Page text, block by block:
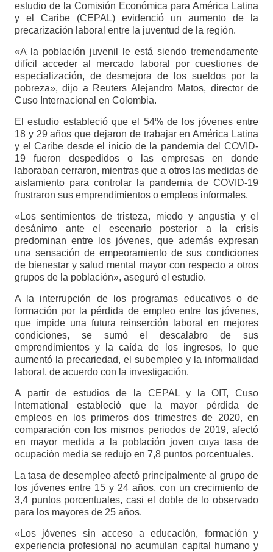
estudio de la Comisión Económica para América Latina
y el Caribe (CEPAL) evidenció un aumento de la
precarización laboral entre la juventud de la región.
«A la población juvenil le está siendo tremendamente
difícil acceder al mercado laboral por cuestiones de
especialización, de desmejora de los sueldos por la
pobreza», dijo a Reuters Alejandro Matos, director de
Cuso Internacional en Colombia.
El estudio estableció que el 54% de los jóvenes entre
18 y 29 años que dejaron de trabajar en América Latina
y el Caribe desde el inicio de la pandemia del COVID-
19 fueron despedidos o las empresas en donde
laboraban cerraron, mientras que a otros las medidas de
aislamiento para controlar la pandemia de COVID-19
frustraron sus emprendimientos o empleos informales.
«Los sentimientos de tristeza, miedo y angustia y el
desánimo ante el escenario posterior a la crisis
predominan entre los jóvenes, que además expresan
una sensación de empeoramiento de sus condiciones
de bienestar y salud mental mayor con respecto a otros
grupos de la población», aseguró el estudio.
A la interrupción de los programas educativos o de
formación por la pérdida de empleo entre los jóvenes,
que impide una futura reinserción laboral en mejores
condiciones, se sumó el descalabro de sus
emprendimientos y la caída de los ingresos, lo que
aumentó la precariedad, el subempleo y la informalidad
laboral, de acuerdo con la investigación.
A partir de estudios de la CEPAL y la OIT, Cuso
International estableció que la mayor pérdida de
empleos en los primeros dos trimestres de 2020, en
comparación con los mismos periodos de 2019, afectó
en mayor medida a la población joven cuya tasa de
ocupación media se redujo en 7,8 puntos porcentuales.
La tasa de desempleo afectó principalmente al grupo de
los jóvenes entre 15 y 24 años, con un crecimiento de
3,4 puntos porcentuales, casi el doble de lo observado
para los mayores de 25 años.
«Los jóvenes sin acceso a educación, formación y
experiencia profesional no acumulan capital humano y